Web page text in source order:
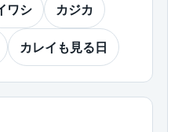
ワシ カジカ
カレイも見る日